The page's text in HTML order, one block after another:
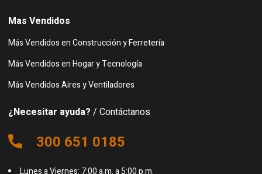
Mas Vendidos
Más Vendidos en Construcción y Ferretería
Más Vendidos en Hogar y Tecnología
Más Vendidos Aires y Ventiladores
¿Necesitar ayuda? / Contáctanos
300 651 0185
Lunes a Viernes: 7:00 a.m. a 5:00 p.m.